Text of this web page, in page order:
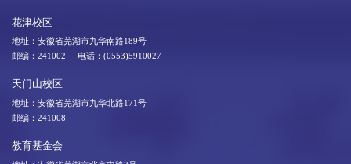
花津校区
地址：安徽省芜湖市九华南路189号
邮编：241002 电话：(0553)5910027
天门山校区
地址：安徽省芜湖市九华北路171号
邮编：241008
教育基金会